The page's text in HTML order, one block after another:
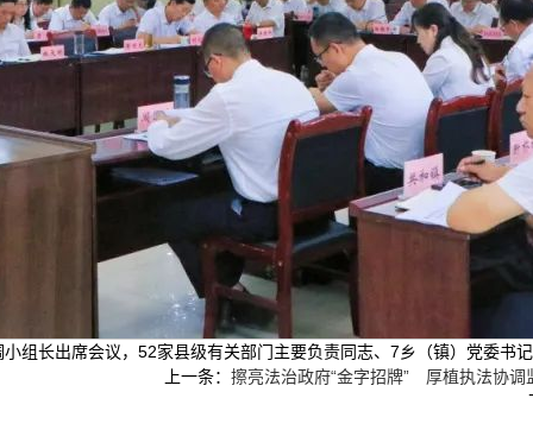
组长出席会议，52家县级有关部门主要负责同志、7乡（镇）党委书
上一条： 擦亮法治政府“金字招牌” 厚植执法协